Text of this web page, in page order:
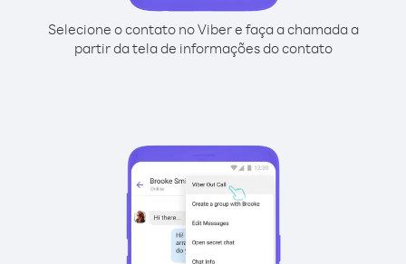
Selecione o contato no Viber e faça a chamada a
partir da tela de informações do contato